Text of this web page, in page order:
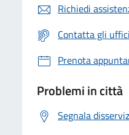
Richiedi
Contatta gli
Prenota
Problemi in città
Segnala